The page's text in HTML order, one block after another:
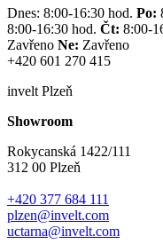
Dnes: 8:00-16:30 hod. Po:
8:00-16:30 hod. Čt: 8:00-
Zavřeno Ne: Zavřeno
+420 601 270 415
invelt Plzeň
Showroom
Rokycanská 1422/111
312 00 Plzeň
+420 377 684 111
plzen@invelt.com
uctarna@invelt.com